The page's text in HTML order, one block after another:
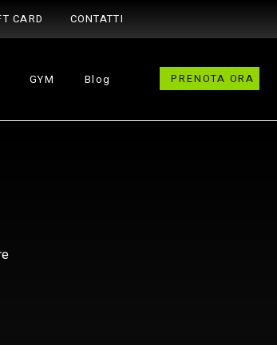
CARD CONTATTI
GYM Blog PRENOTA ORA